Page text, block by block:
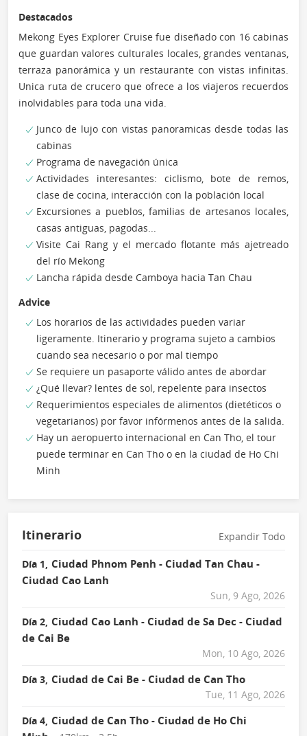
Destacados
Mekong Eyes Explorer Cruise fue diseñado con 16 cabinas
que guardan valores culturales locales, grandes ventanas,
terraza panorámica y un restaurante con vistas infinitas.
Unica ruta de crucero que ofrece a los viajeros recuerdos
inolvidables para toda una vida.
Junco de lujo con vistas panoramicas desde todas las
cabinas
Programa de navegación única
Actividades interesantes: ciclismo, bote de remos,
clase de cocina, interacción con la población local
Excursiones a pueblos, familias de artesanos locales,
casas antiguas, pagodas...
Visite Cai Rang y el mercado flotante más ajetreado
del río Mekong
Lancha rápida desde Camboya hacia Tan Chau
Advice
Los horarios de las actividades pueden variar
ligeramente. Itinerario y programa sujeto a cambios
cuando sea necesario o por mal tiempo
Se requiere un pasaporte válido antes de abordar
¿Qué llevar? lentes de sol, repelente para insectos
Requerimientos especiales de alimentos (dietéticos o
vegetarianos) por favor infórmenos antes de la salida.
Hay un aeropuerto internacional en Can Tho, el tour
puede terminar en Can Tho o en la ciudad de Ho Chi
Minh
Itinerario Expandir Todo
Día 1, Ciudad Phnom Penh - Ciudad Tan Chau -
Ciudad Cao Lanh
Sun, 9 Ago, 2026
Día 2, Ciudad Cao Lanh - Ciudad de Sa Dec - Ciudad
de Cai Be
Mon, 10 Ago, 2026
Día 3, Ciudad de Cai Be - Ciudad de Can Tho
Tue, 11 Ago, 2026
Día 4, Ciudad de Can Tho - Ciudad de Ho Chi